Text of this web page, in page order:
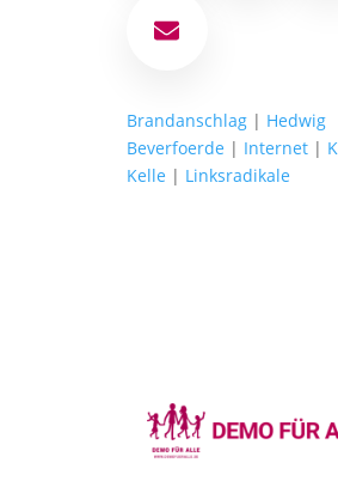
E-Mail
Brandanschlag| Hedwig
Beverfoerde | Internet|
Kelle | Linksradikale